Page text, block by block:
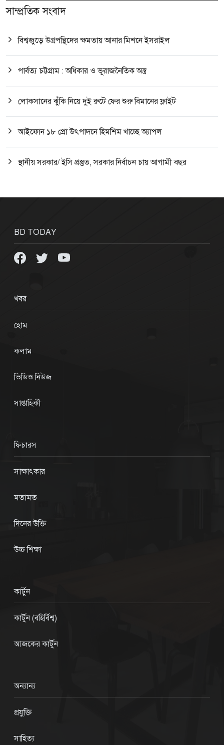
সাম্প্রতিক সংবাদ
বিশ্বজুড়ে উগ্রপন্থিদের ক্ষমতায় আনার মিশনে ইসরাইল
পার্বত্য চট্টগ্রাম : অধিকার ও ভূরাজনৈতিক অস্ত্র
লোকসানের ঝুঁকি নিয়ে দুই রুটে ফের শুরু বিমানের ফ্লাইট
আইফোন ১৮ প্রো উৎপাদনে হিমশিম খাচ্ছে অ্যাপল
স্থানীয় সরকার/ ইসি প্রস্তুত, সরকার নির্বাচন চায় আগামী বছর
BD TODAY
খবর
হোম
কলাম
ভিডিও নিউজ
সাপ্তাহিকী
ফিচারস
সাক্ষাৎকার
মতামত
দিনের উক্তি
উচ্চ শিক্ষা
কার্টুন
কার্টুন (বহির্বিশ্ব)
আজকের কার্টুন
অন্যান্য
প্রযুক্তি
সাহিত্য